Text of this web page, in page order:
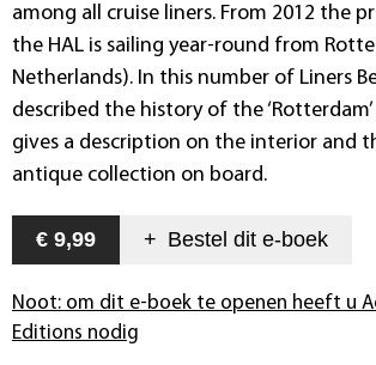
among all cruise liners. From 2012 the
the HAL is sailing year-round from
Netherlands). In this number of Liners
described the history of the ‘Rotterdam’
gives a description on the interior and
antique collection on board.
€ 9,99 + Bestel dit e-boek
Noot: om dit e-boek te openen heeft u
Editions nodig